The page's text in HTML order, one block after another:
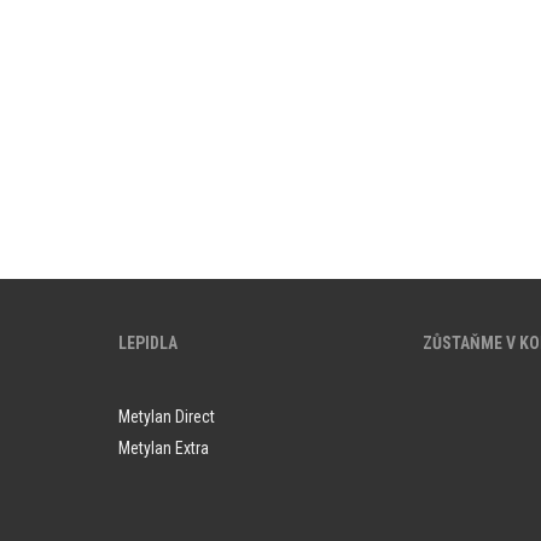
LEPIDLA
Metylan Direct
Metylan Extra
ZŮSTAŇME V